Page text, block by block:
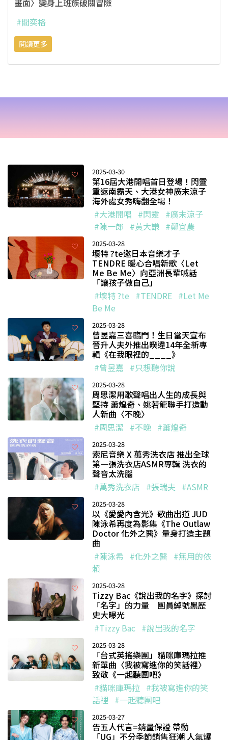
畫面〉變身上班族破關冒險
#閻奕格
閱讀更多
2025-03-30
第16屆大港開唱首日登場！閃靈
重返南霸天、大港女神廣末涼子
海外處女秀嗨翻全場！
#大港開唱 #閃靈 #廣末涼子
#陳一郎 #黃大謙 #鄭宜農
2025-03-28
壞特 ?te邀日本音樂才子
TENDRE 暖心合唱新歌〈Let
Me Be Me〉向亞洲長輩喊話
「讓孩子做自己」
#壞特 ?te #TENDRE #Let Me
Be Me
2025-03-28
曾昱嘉三喜臨門！生日當天宣布
晉升人夫外推出暌違14年全新專
輯《在我眼裡的____》
#曾昱嘉 #只想聽你說
2025-03-28
周思潔用歌聲唱出人生的成長與
堅持 蕭煌奇、姚若龍聯手打造動
人新曲〈不晚〉
#周思潔 #不晚 #蕭煌奇
2025-03-28
索尼音樂 X 萬秀洗衣店 推出全球
第一張洗衣店ASMR專輯 洗衣的
聲音太洗腦
#萬秀洗衣店 #張瑞夫 #ASMR
2025-03-28
以《愛愛內含光》歌曲出道 JUD
陳泳希再度為影集《The Outlaw
Doctor 化外之醫》量身打造主題
曲
#陳泳希 #化外之醫 #無用的依
賴
2025-03-28
Tizzy Bac《說出我的名字》探討
「名字」的力量 團員綽號黑歷
史大曝光
#Tizzy Bac #說出我的名字
2025-03-28
「台式英搖樂團」貓咪庫瑪拉推
新單曲〈我被寫進你的笑話裡〉
致敬《一起聽團吧》
#貓咪庫瑪拉 #我被寫進你的笑
話裡 #一起聽團吧
2025-03-27
告五人代言=銷量保證 帶動
「UG」不分季節銷售狂潮 人氣爆